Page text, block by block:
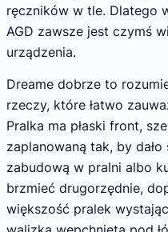
ręczników w tle. Dlatego
AGD zawsze jest czymś
urządzenia.
Dreame dobrze to
rzeczy, które łatwo
Pralka ma płaski front,
zaplanowaną tak, by
zabudową w pralni albo
brzmieć drugorzędnie,
większość pralek